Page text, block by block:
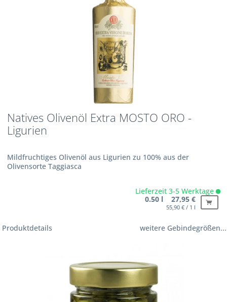
Natives Olivenöl Extra MOSTO ORO -
Ligurien
Mildfruchtiges Olivenöl aus Ligurien zu 100% aus der
Olivensorte Taggiasca
Lieferzeit 3-5 Werktage
0.50 l 27,95 €
55,90 € / 1 l
Produktdetails weitere Gebindegrößen...